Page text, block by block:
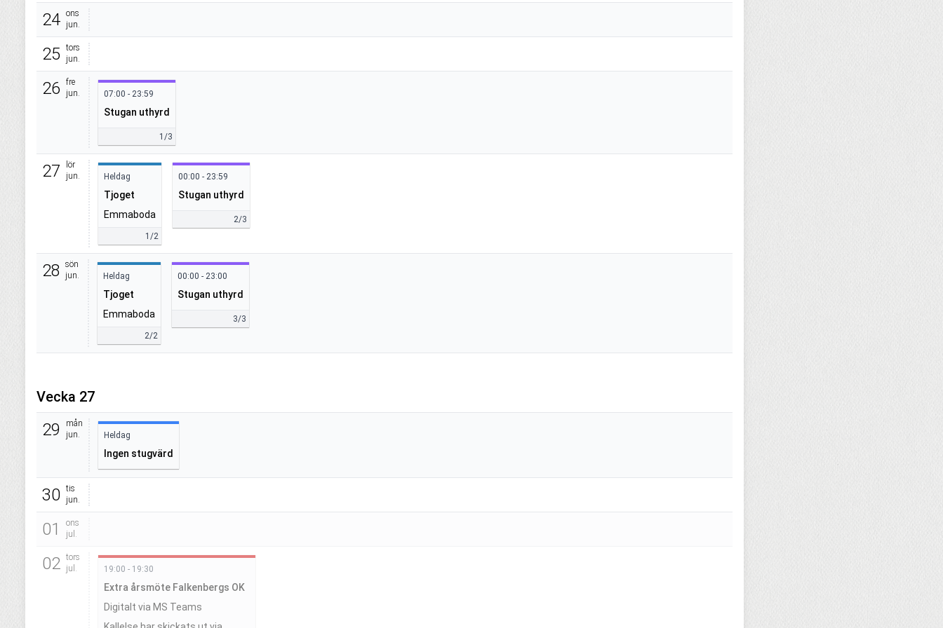
24 ons
jun.
25
tors
jun.
26
fre
jun.
07:00 - 23:59
Stugan uthyrd
1/3
27
lör
jun.
Heldag
Tjoget
Emmaboda
1/2
00:00 - 23:59
Stugan uthyrd
2/3
28
sön
jun.
Heldag
Tjoget
Emmaboda
2/2
00:00 - 23:00
Stugan uthyrd
3/3
Vecka 27
29
mån
jun.
Heldag
Ingen stugvärd
30 tis
jun.
01
ons
jul.
02 tors
jul.
19:00 - 19:30
Extra årsmöte Falkenbergs OK
Digitalt via MS Teams